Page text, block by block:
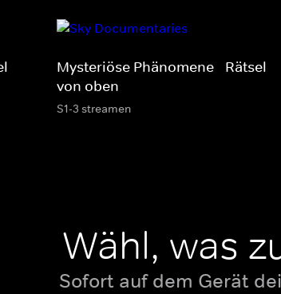
Mysteriöse Phänomene - Rätsel
von oben
S1-3 streamen
Wähl, was
Sofort auf dem Gerät